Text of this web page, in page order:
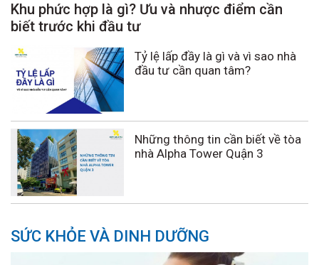
Khu phức hợp là gì? Ưu và nhược điểm cần
biết trước khi đầu tư
Tỷ lệ lấp đầy là gì và vì sao nhà
đầu tư cần quan tâm?
Những thông tin cần biết về tòa
nhà Alpha Tower Quận 3
SỨC KHỎE VÀ DINH DƯỠNG